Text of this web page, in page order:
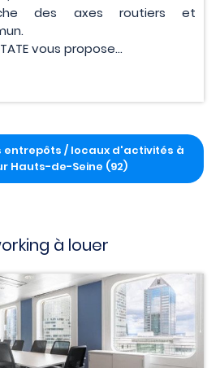
des axes routiers et
vous propose...
entrepôts / locaux d'activités à
Hauts-de-Seine (92)
à louer